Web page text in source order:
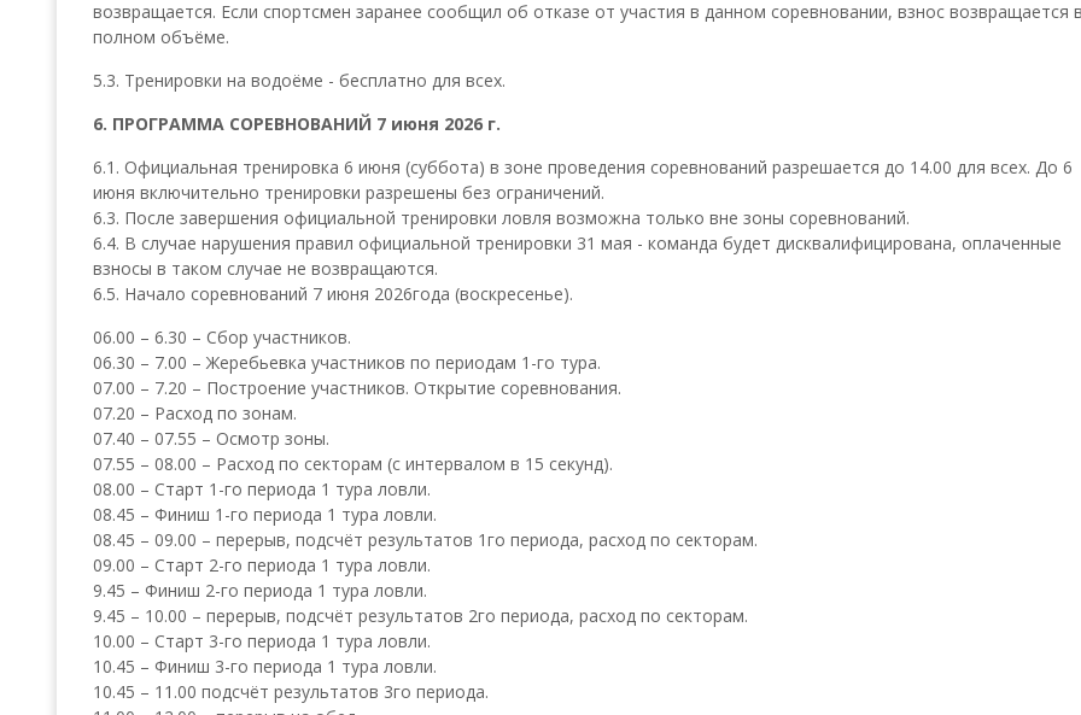
возвращается. Если спортсмен заранее сообщил об отказе от участия в данном соревновании, взнос возвращается
полном объёме.
5.3. Тренировки на водоёме - бесплатно для всех.
6. ПРОГРАММА СОРЕВНОВАНИЙ 7 июня 2026 г.
6.1. Официальная тренировка 6 июня (суббота) в зоне проведения соревнований разрешается до 14.00 для всех. До 6
июня включительно тренировки разрешены без ограничений.
6.3. После завершения официальной тренировки ловля возможна только вне зоны соревнований.
6.4. В случае нарушения правил официальной тренировки 31 мая - команда будет дисквалифицирована, оплаченные
взносы в таком случае не возвращаются.
6.5. Начало соревнований 7 июня 2026года (воскресенье).
06.00 – 6.30 – Сбор участников.
06.30 – 7.00 – Жеребьевка участников по периодам 1-го тура.
07.00 – 7.20 – Построение участников. Открытие соревнования.
07.20 – Расход по зонам.
07.40 – 07.55 – Осмотр зоны.
07.55 – 08.00 – Расход по секторам (с интервалом в 15 секунд).
08.00 – Старт 1-го периода 1 тура ловли.
08.45 – Финиш 1-го периода 1 тура ловли.
08.45 – 09.00 – перерыв, подсчёт результатов 1го периода, расход по секторам.
09.00 – Старт 2-го периода 1 тура ловли.
9.45 – Финиш 2-го периода 1 тура ловли.
9.45 – 10.00 – перерыв, подсчёт результатов 2го периода, расход по секторам.
10.00 – Старт 3-го периода 1 тура ловли.
10.45 – Финиш 3-го периода 1 тура ловли.
10.45 – 11.00 подсчёт результатов 3го периода.